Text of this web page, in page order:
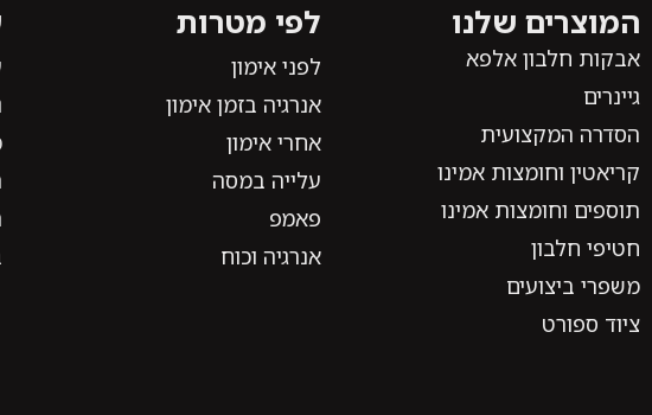
המוצרים שלנו
אבקות חלבון אלפא
גיינרים
הסדרה המקצועית
קריאטין וחומצות אמינו
תוספים וחומצות אמינו
חטיפי חלבון
משפרי ביצועים
ציוד ספורט
לפי מטרות
לפני אימון
אנרגיה בזמן אימון
אחרי אימון
עלייה במסה
פאמפ
אנרגיה וכוח